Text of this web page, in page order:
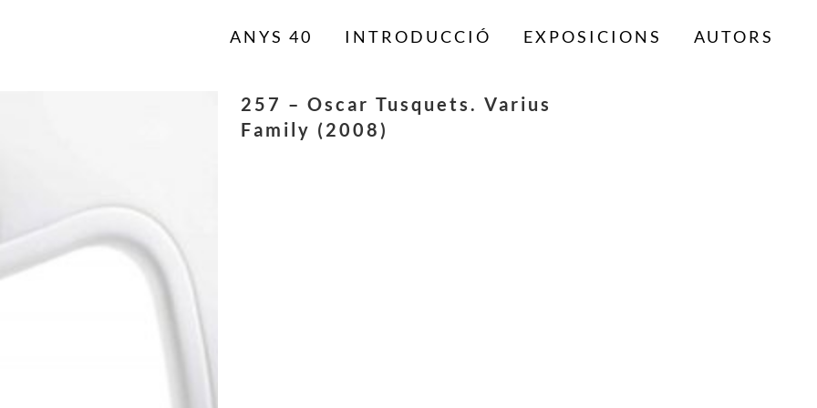
ANYS 40 INTRODUCCIÓ EXPOSICIONS AUTORS
257 – Oscar Tusquets. Varius
Family (2008)